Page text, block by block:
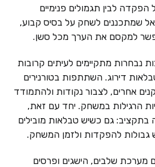
הפקדה לבין תגמולים פנימיים
שמתכננים לשחק על בסיס קבוע,
למקסם את הערך מכל סשן.
נבחרות מתקיימים לעיתים קרובות
דירוג. השתתפות בטורנירים
אחרים, לצבור נקודות ולהתמודד
הרגילות במשחק. יחד עם זאת,
גם כשיש טבלאות מובילים
גבולות להפקדות ולזמן המשחק.
מערכת שלבים, הישגים ופרסים